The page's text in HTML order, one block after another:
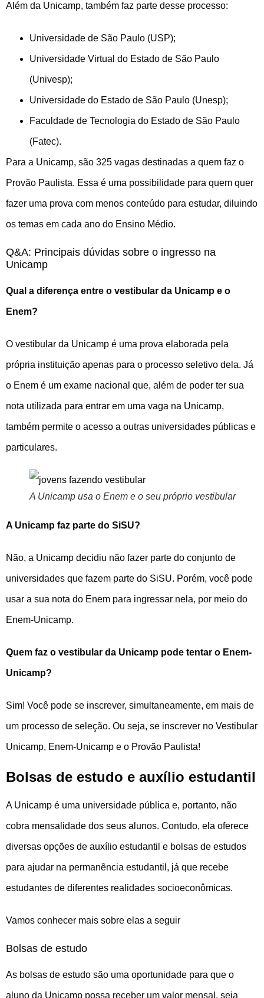
Além da Unicamp, também faz parte desse processo:
Universidade de São Paulo (USP);
Universidade Virtual do Estado de São Paulo
(Univesp);
Universidade do Estado de São Paulo (Unesp);
Faculdade de Tecnologia do Estado de São Paulo
(Fatec).
Para a Unicamp, são 325 vagas destinadas a quem faz o
Provão Paulista. Essa é uma possibilidade para quem quer
fazer uma prova com menos conteúdo para estudar, diluindo
os temas em cada ano do Ensino Médio.
Q&A: Principais dúvidas sobre o ingresso na
Unicamp
Qual a diferença entre o vestibular da Unicamp e o
Enem?
O vestibular da Unicamp é uma prova elaborada pela
própria instituição apenas para o processo seletivo dela. Já
o Enem é um exame nacional que, além de poder ter sua
nota utilizada para entrar em uma vaga na Unicamp,
também permite o acesso a outras universidades públicas e
particulares.
A Unicamp usa o Enem e o seu próprio vestibular
A Unicamp faz parte do SiSU?
Não, a Unicamp decidiu não fazer parte do conjunto de
universidades que fazem parte do SiSU. Porém, você pode
usar a sua nota do Enem para ingressar nela, por meio do
Enem-Unicamp.
Quem faz o vestibular da Unicamp pode tentar o Enem-
Unicamp?
Sim! Você pode se inscrever, simultaneamente, em mais de
um processo de seleção. Ou seja, se inscrever no Vestibular
Unicamp, Enem-Unicamp e o Provão Paulista!
Bolsas de estudo e auxílio estudantil
A Unicamp é uma universidade pública e, portanto, não
cobra mensalidade dos seus alunos. Contudo, ela oferece
diversas opções de auxílio estudantil e bolsas de estudos
para ajudar na permanência estudantil, já que recebe
estudantes de diferentes realidades socioeconômicas.
Vamos conhecer mais sobre elas a seguir
Bolsas de estudo
As bolsas de estudo são uma oportunidade para que o
aluno da Unicamp possa receber um valor mensal, seja